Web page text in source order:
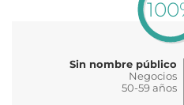
Sin nombre público
Negocios
50-59 años